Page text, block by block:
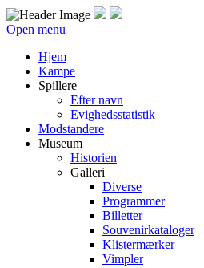
Open menu
Hjem
Kampe
Spillere
Efter navn
Evighedsstatistik
Modstandere
Museum
Historien
Galleri
Diverse
Programmer
Billetter
Souvenirkataloger
Klistermærker
Vimpler